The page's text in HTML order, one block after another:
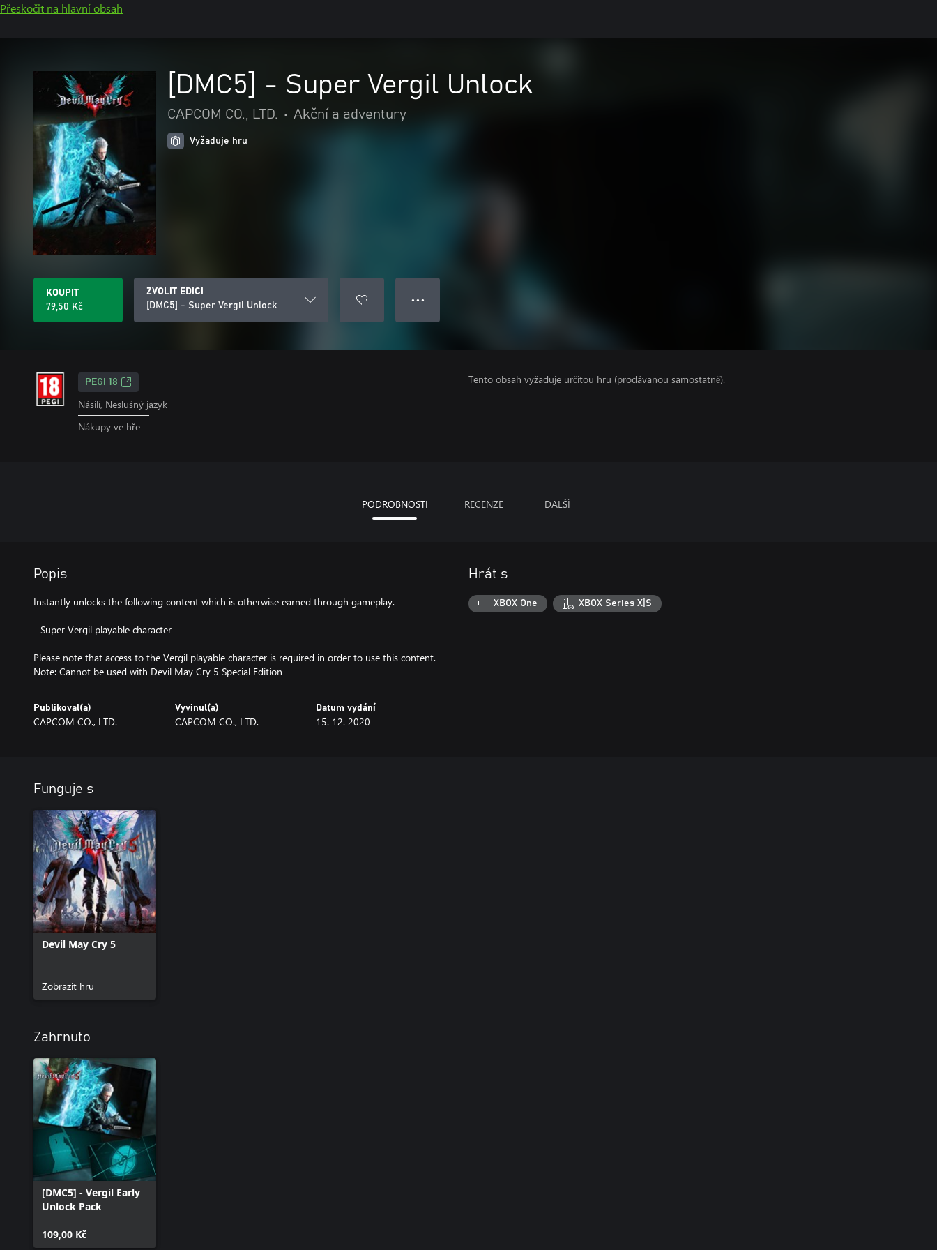
Přeskočit na hlavní obsah
[DMC5] - Super Vergil Unlock
CAPCOM CO., LTD. • Akční a adventury
Vyžaduje hru
KOUPIT
79,50 Kč
ZVOLIT EDICI
[DMC5] - Super Vergil Unlock
● ● ●
PEGI 18
Násilí, Neslušný jazyk
Nákupy ve hře
Tento obsah vyžaduje určitou hru (prodávanou samostatně).
PODROBNOSTI RECENZE DALŠÍ
Popis
Instantly unlocks the following content which is otherwise earned through gameplay.
- Super Vergil playable character
Please note that access to the Vergil playable character is required in order to use this content.
Note: Cannot be used with Devil May Cry 5 Special Edition
Publikoval(a)
CAPCOM CO., LTD.
Vyvinul(a)
CAPCOM CO., LTD.
Datum vydání
15. 12. 2020
Hrát s
XBOX One XBOX Series X|S
Funguje s
Devil May Cry 5
Zobrazit hru
Zahrnuto
[DMC5] - Vergil Early
Unlock Pack
109,00 Kč